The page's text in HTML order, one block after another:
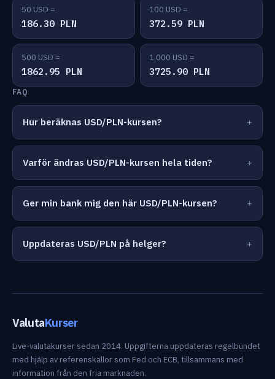
50 USD =
186.30 PLN
100 USD =
372.59 PLN
500 USD =
1862.95 PLN
1,000 USD =
3725.90 PLN
FAQ
Hur beräknas USD/PLN-kursen?
Varför ändras USD/PLN-kursen hela tiden?
Ger min bank mig den här USD/PLN-kursen?
Uppdateras USD/PLN på helger?
ValutaKurser
Live-valutakurser sedan 2014. Uppgifterna uppdateras regelbundet
med hjälp av referenskällor som Fed och ECB, tillsammans med
information från den fria marknaden.